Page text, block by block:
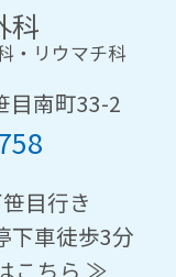
科
・リウマチ科
目南町33-2
目行き
下車徒歩3分
こちら ≫